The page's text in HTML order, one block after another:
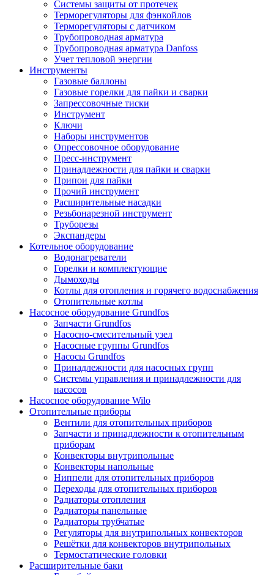
Системы защиты от протечек
Терморегуляторы для фэнкойлов
Терморегуляторы с датчиком
Трубопроводная арматура
Трубопроводная арматура Danfoss
Учет тепловой энергии
Инструменты
Газовые баллоны
Газовые горелки для пайки и сварки
Запрессовочные тиски
Инструмент
Ключи
Наборы инструментов
Опрессовочное оборудование
Пресс-инструмент
Принадлежности для пайки и сварки
Припои для пайки
Прочий инструмент
Расширительные насадки
Резьбонарезной инструмент
Труборезы
Экспандеры
Котельное оборудование
Водонагреватели
Горелки и комплектующие
Дымоходы
Котлы для отопления и горячего водоснабжения
Отопительные котлы
Насосное оборудование Grundfos
Запчасти Grundfos
Насосно-смесительный узел
Насосные группы Grundfos
Насосы Grundfos
Принадлежности для насосных групп
Системы управления и принадлежности для
насосов
Насосное оборудование Wilo
Отопительные приборы
Вентили для отопительных приборов
Запчасти и принадлежности к отопительным
приборам
Конвекторы внутрипольные
Конвекторы напольные
Ниппели для отопительных приборов
Переходы для отопительных приборов
Радиаторы отопления
Радиаторы панельные
Радиаторы трубчатые
Регуляторы для внутрипольных конвекторов
Решётки для конвекторов внутрипольных
Термостатические головки
Расширительные баки